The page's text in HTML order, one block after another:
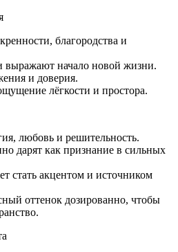
благородства и
выражают начало новой жизни.
и доверия.
лёгкости и простора.
любовь и решительность.
дарят как признание в сильных
стать акцентом и источником
оттенок дозированно, чтобы